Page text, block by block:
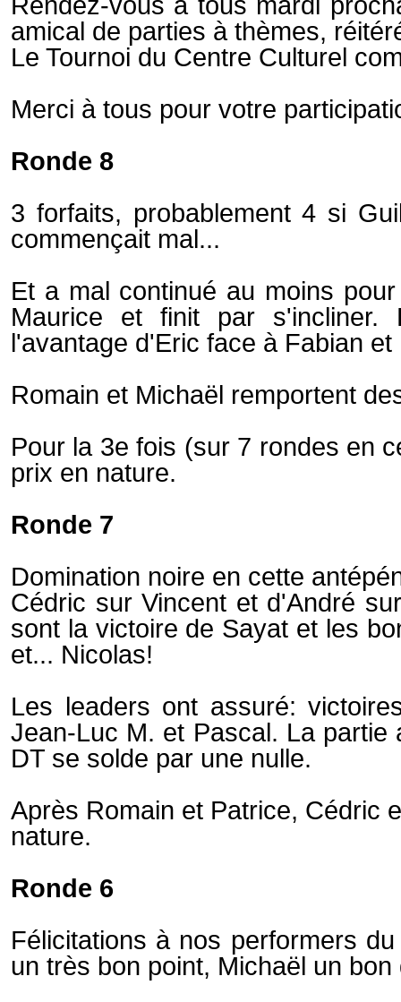
amical de parties à thèmes,
Le Tournoi du Centre Culturel
Merci à tous pour votre
Ronde 8
3 forfaits, probablement 4 si
commençait mal...
Et a mal continué au moins
Maurice et finit par
l'avantage d'Eric face à Fabian
Romain et Michaël remportent
Pour la 3e fois (sur 7 rondes en
prix en nature.
Ronde 7
Domination noire en cette
Cédric sur Vincent et d'André
sont la victoire de Sayat et les
et... Nicolas!
Les leaders ont assuré:
Jean-Luc M. et Pascal. La
DT se solde par une nulle.
Après Romain et Patrice, Cédric
nature.
Ronde 6
Félicitations à nos performers
un très bon point, Michaël un bon